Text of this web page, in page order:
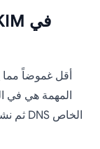
المهمة هي في